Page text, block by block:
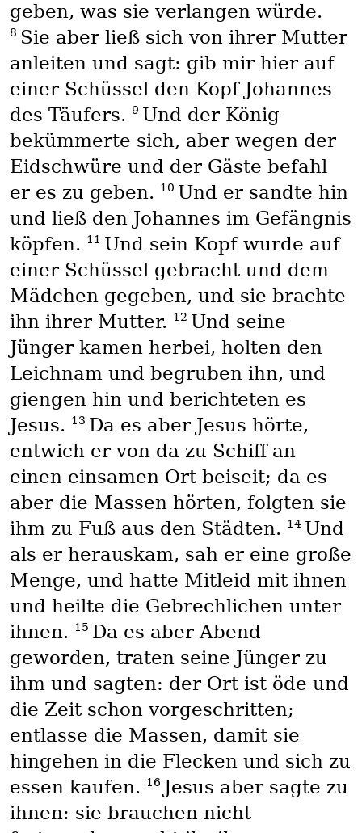
geben, was sie verlangen würde.
8 Sie aber ließ sich von ihrer Mutter
anleiten und sagt: gib mir hier auf
einer Schüssel den Kopf Johannes
des Täufers. 9 Und der König
bekümmerte sich, aber wegen der
Eidschwüre und der Gäste befahl
er es zu geben. 10 Und er sandte hin
und ließ den Johannes im Gefängnis
köpfen. 11 Und sein Kopf wurde auf
einer Schüssel gebracht und dem
Mädchen gegeben, und sie brachte
ihn ihrer Mutter. 12 Und seine
Jünger kamen herbei, holten den
Leichnam und begruben ihn, und
giengen hin und berichteten es
Jesus. 13 Da es aber Jesus hörte,
entwich er von da zu Schiff an
einen einsamen Ort beiseit; da es
aber die Massen hörten, folgten sie
ihm zu Fuß aus den Städten. 14 Und
als er herauskam, sah er eine große
Menge, und hatte Mitleid mit ihnen
und heilte die Gebrechlichen unter
ihnen. 15 Da es aber Abend
geworden, traten seine Jünger zu
ihm und sagten: der Ort ist öde und
die Zeit schon vorgeschritten;
entlasse die Massen, damit sie
hingehen in die Flecken und sich zu
essen kaufen. 16 Jesus aber sagte zu
ihnen: sie brauchen nicht